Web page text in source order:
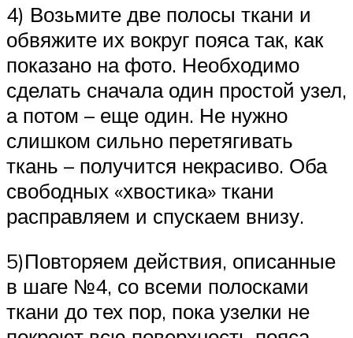
4) Возьмите две полосы ткани и
обвяжите их вокруг пояса так, как
показано на фото. Необходимо
сделать сначала один простой узел,
а потом – еще один. Не нужно
слишком сильно перетягивать
ткань – получится некрасиво. Оба
свободных «хвостика» ткани
расправляем и спускаем внизу.
5)Повторяем действия, описанные
в шаге №4, со всеми полосками
ткани до тех пор, пока узелки не